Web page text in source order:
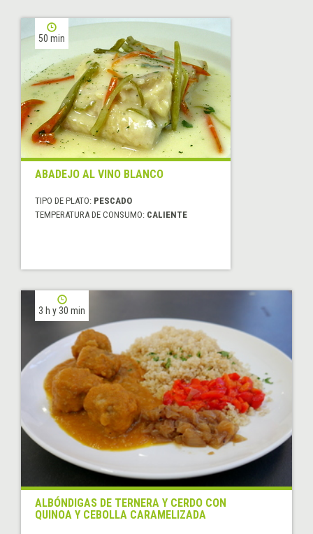
50 min
ABADEJO AL VINO BLANCO
TIPO DE PLATO: PESCADO
TEMPERATURA DE CONSUMO: CALIENTE
3 h y 30 min
ALBÓNDIGAS DE TERNERA Y CERDO CON
QUINOA Y CEBOLLA CARAMELIZADA